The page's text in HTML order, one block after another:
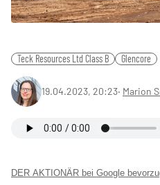
Teck Resources Ltd Class B Glencore
19.04.2023, 20:23‧ Marion
DER AKTIONÄR bei Google